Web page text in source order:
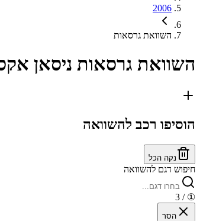
2006
השוואת גרסאות
השוואת גרסאות ניסאן אקס
הוסיפו רכב להשוואה
נקה הכל
חיפוש דגם להשוואה
①
/ 3
הסר